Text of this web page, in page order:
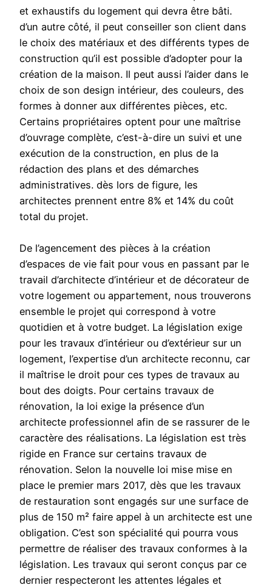
et exhaustifs du logement qui devra être bâti.
d’un autre côté, il peut conseiller son client dans
le choix des matériaux et des différents types de
construction qu’il est possible d’adopter pour la
création de la maison. Il peut aussi l’aider dans le
choix de son design intérieur, des couleurs, des
formes à donner aux différentes pièces, etc.
Certains propriétaires optent pour une maîtrise
d’ouvrage complète, c’est-à-dire un suivi et une
exécution de la construction, en plus de la
rédaction des plans et des démarches
administratives. dès lors de figure, les
architectes prennent entre 8% et 14% du coût
total du projet.
De l’agencement des pièces à la création
d’espaces de vie fait pour vous en passant par le
travail d’architecte d’intérieur et de décorateur de
votre logement ou appartement, nous trouverons
ensemble le projet qui correspond à votre
quotidien et à votre budget. La législation exige
pour les travaux d’intérieur ou d’extérieur sur un
logement, l’expertise d’un architecte reconnu, car
il maîtrise le droit pour ces types de travaux au
bout des doigts. Pour certains travaux de
rénovation, la loi exige la présence d’un
architecte professionnel afin de se rassurer de le
caractère des réalisations. La législation est très
rigide en France sur certains travaux de
rénovation. Selon la nouvelle loi mise mise en
place le premier mars 2017, dès que les travaux
de restauration sont engagés sur une surface de
plus de 150 m² faire appel à un architecte est une
obligation. C’est son spécialité qui pourra vous
permettre de réaliser des travaux conformes à la
législation. Les travaux qui seront conçus par ce
dernier respecteront les attentes légales et